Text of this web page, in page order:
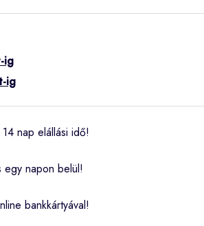
ig
ig
nap elállási idő!
egy napon belül!
bankkártyával!